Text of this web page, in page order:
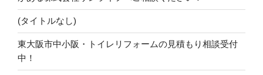
(タイトルなし)
東大阪市中小阪・トイレリフォームの見積もり相談受付
中！